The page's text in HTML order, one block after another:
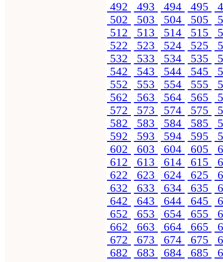
492
493 494 495
502
503 504 505
512
513 514 515
522
523 524 525
532
533 534 535
542
543 544 545
552
553 554 555
562
563 564 565
572
573 574 575
582
583 584 585
592
593 594 595
602
603 604 605
612
613 614 615
622
623 624 625
632
633 634 635
642
643 644 645
652
653 654 655
662
663 664 665
672
673 674 675
682
683 684 685